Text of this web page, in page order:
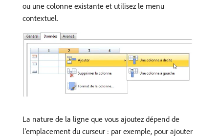
ou une colonne existante et utilisez le menu
contextuel.
La nature de la ligne que vous ajoutez dépend de
l’emplacement du curseur : par exemple, pour ajouter